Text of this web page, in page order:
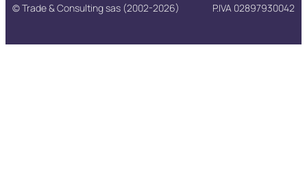
© Trade & Consulting sas (2002-2026) P.IVA 02897930042